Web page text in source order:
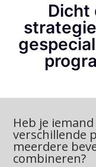
Dicht
Heb je
verschillende
meerdere
combineren?